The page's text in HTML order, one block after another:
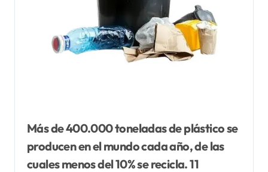
Más de 400.000 toneladas de plástico se
producen en el mundo cada año, de las
cuales menos del 10% se recicla. 11